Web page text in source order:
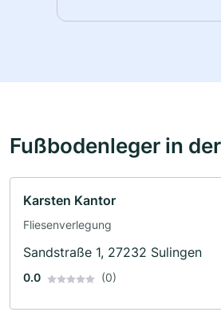
Fußbodenleger in
Karsten Kantor
Fliesenverlegung
Sandstraße 1, 27232 Sulingen
0.0 (0)